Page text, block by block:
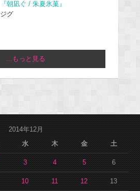
『朝凪ぐ / 朱夏氷菓』
ジグ
...もっと見る
2014年12月
水 木 金 土
3 4 5 6
10 11 12 13